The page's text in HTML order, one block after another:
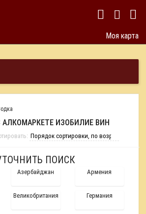
Моя карта
АЛКОМАРКЕТЕ ИЗОБИЛИЕ ВИН
ПОИСК
Азербайджан Армения
Великобритания Германия